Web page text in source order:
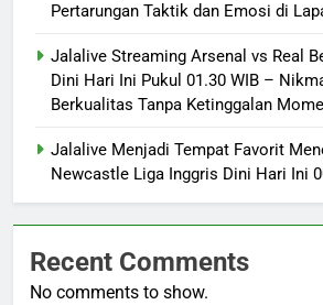
Pertarungan Taktik dan Emosi di
Jalalive Streaming Arsenal vs Real
Dini Hari Ini Pukul 01.30 WIB –
Berkualitas Tanpa Ketinggalan
Jalalive Menjadi Tempat Favorit
Newcastle Liga Inggris Dini Hari Ini
Recent Comments
No comments to show.